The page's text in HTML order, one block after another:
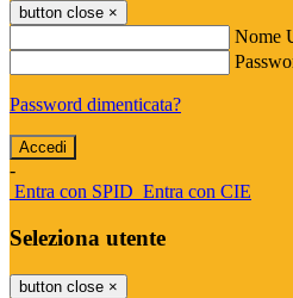
button close ×
Nome
Password dimenticata?
-
Entra con SPID Entra con CIE
Seleziona utente
button close ×